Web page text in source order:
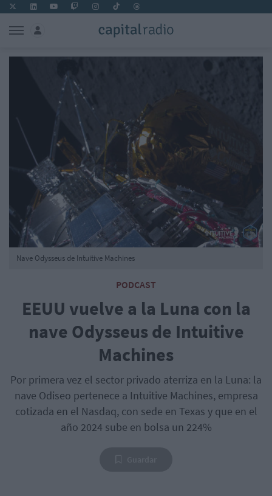
PODCAST
EEUU vuelve a la Luna con la
nave Odysseus de Intuitive
Machines
Por primera vez el sector privado aterriza en la Luna: la
nave Odiseo pertenece a Intuitive Machines, empresa
cotizada en el Nasdaq, con sede en Texas y que en el
año 2024 sube en bolsa un 224%
Nave Odysseus de Intuitive Machines